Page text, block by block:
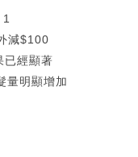
減$100
已經顯著
量明顯增加